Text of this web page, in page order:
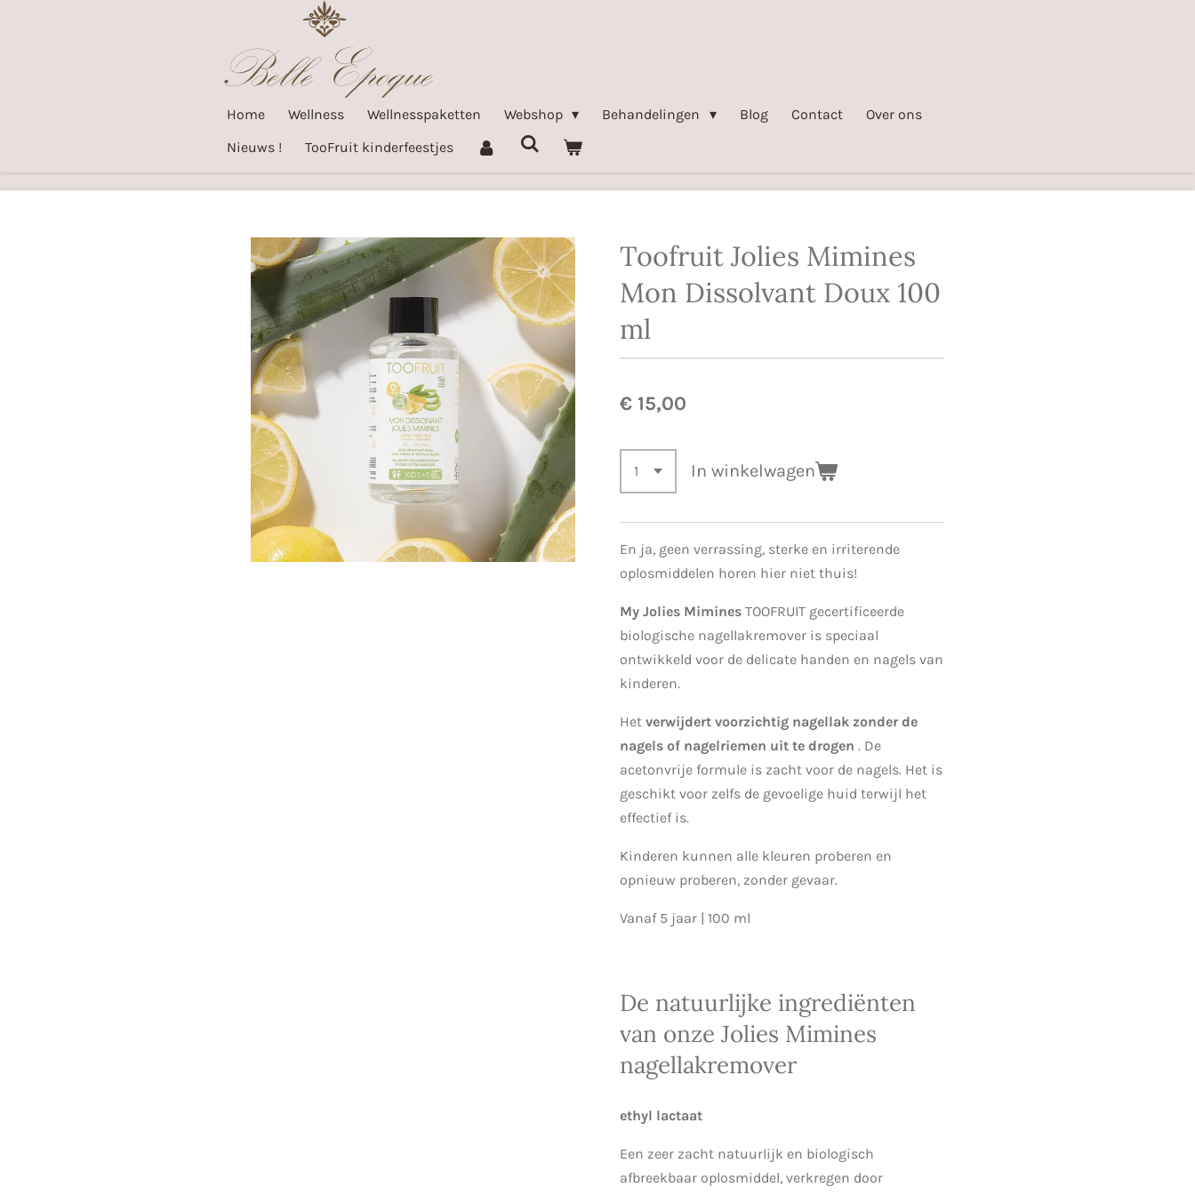
Home Wellness Wellnesspaketten Webshop Behandelingen Blog Contact
Over ons
Nieuws !
TooFruit kinderfeestjes
Toofruit Jolies Mimines
Mon Dissolvant Doux 100
ml
€ 15,00
In winkelwagen
En ja, geen verrassing, sterke en irriterende
oplosmiddelen horen hier niet thuis!
My Jolies Mimines TOOFRUIT gecertificeerde
biologische nagellakremover is speciaal
ontwikkeld voor de delicate handen en nagels van
kinderen.
Het verwijdert voorzichtig nagellak zonder de
nagels of nagelriemen uit te drogen . De
acetonvrije formule is zacht voor de nagels. Het is
geschikt voor zelfs de gevoelige huid terwijl het
effectief is.
Kinderen kunnen alle kleuren proberen en
opnieuw proberen, zonder gevaar.
Vanaf 5 jaar | 100 ml
De natuurlijke ingrediënten
van onze Jolies Mimines
nagellakremover
ethyl lactaat
Een zeer zacht natuurlijk en biologisch
afbreekbaar oplosmiddel, verkregen door